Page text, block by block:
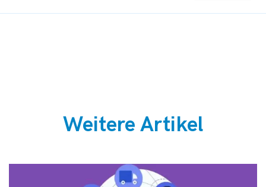
Weitere Artikel